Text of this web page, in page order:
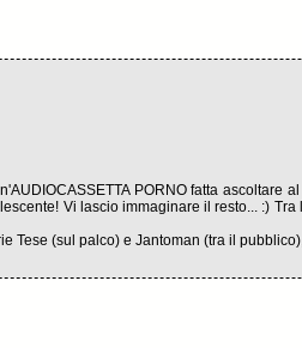
PORNO fatta
Vi lascio immaginare il resto... :)
Tese (sul palco) e Jantoman (tra il